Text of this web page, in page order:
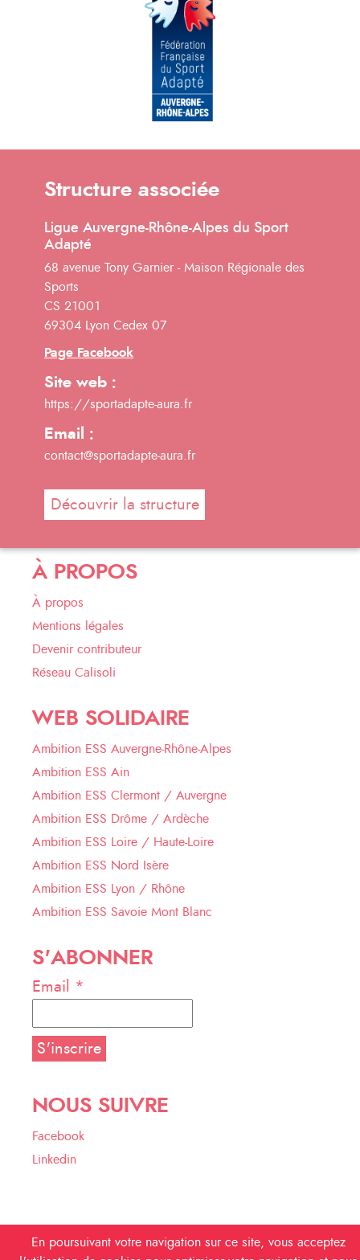
Structure associée
Ligue Auvergne-Rhône-Alpes du Sport
Adapté
68 avenue Tony Garnier - Maison Régionale des
Sports
CS 21001
69304 Lyon Cedex 07
Page Facebook
Site web :
https://sportadapte-aura.fr
Email :
contact@sportadapte-aura.fr
Découvrir la structure
À PROPOS
À propos
Mentions légales
Devenir contributeur
Réseau Calisoli
WEB SOLIDAIRE
Ambition ESS Auvergne-Rhône-Alpes
Ambition ESS Ain
Ambition ESS Clermont / Auvergne
Ambition ESS Drôme / Ardèche
Ambition ESS Loire / Haute-Loire
Ambition ESS Nord Isère
Ambition ESS Lyon / Rhône
Ambition ESS Savoie Mont Blanc
S'ABONNER
Email *
NOUS SUIVRE
Facebook
Linkedin
En poursuivant votre navigation sur ce site, vous acceptez